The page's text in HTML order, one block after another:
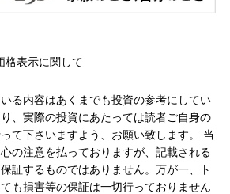
格表示に関して
る内容はあくまでも投資の参考にしてい
、実際の投資にあたっては読者ご自身の
て下さいますよう、お願い致します。 当
の注意を払っておりますが、記載される
証するものではありません。万が一、ト
も損害等の保証は一切行っておりません